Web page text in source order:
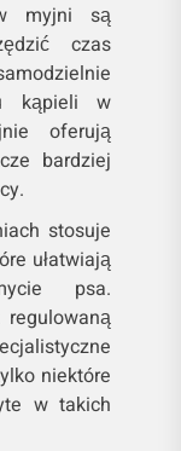
myjni są
czas
kąpieli w
oferują
bardziej
stosuje
ułatwiają
psa.
niektóre
w takich